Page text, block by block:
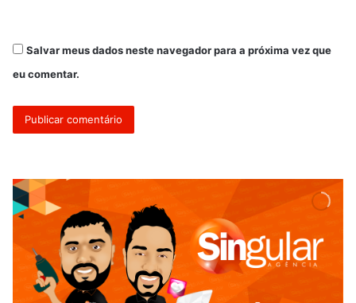
Salvar meus dados neste navegador para a próxima vez que
eu comentar.